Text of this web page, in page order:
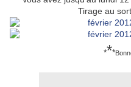
Tirage au
***